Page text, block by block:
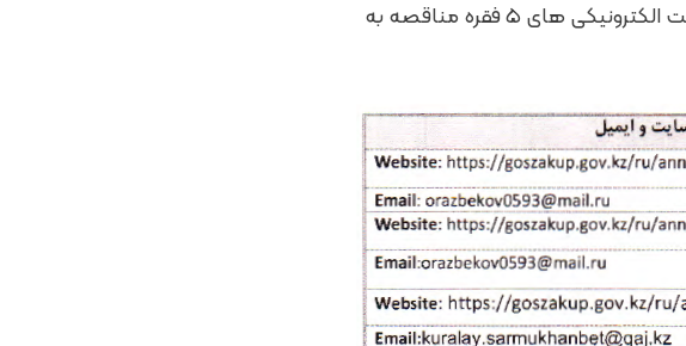
تاریخ ۱۴۰۳/۰۳/۲۵ لغایت ۱۴۰۳/۰۴/۱۴ معتبر است. درگاه و آدرس پست الکترونیکی های ۵ فقره مناقصه به